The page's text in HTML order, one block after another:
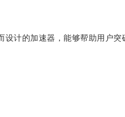
计的加速器，能够帮助用户突